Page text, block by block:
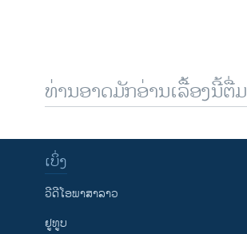
ທ່ານອາດມັກອ່ານເລື້ອງນີ້ຕື່ມ
ເບິ່ງ
ວີດີໂອພາສາລາວ
ຢູທູບ